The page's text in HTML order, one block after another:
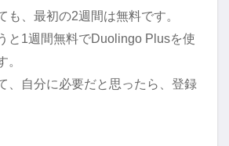
も、最初の2週間は無料です。
と1週間無料でDuolingo Plusを使
。
、自分に必要だと思ったら、登録